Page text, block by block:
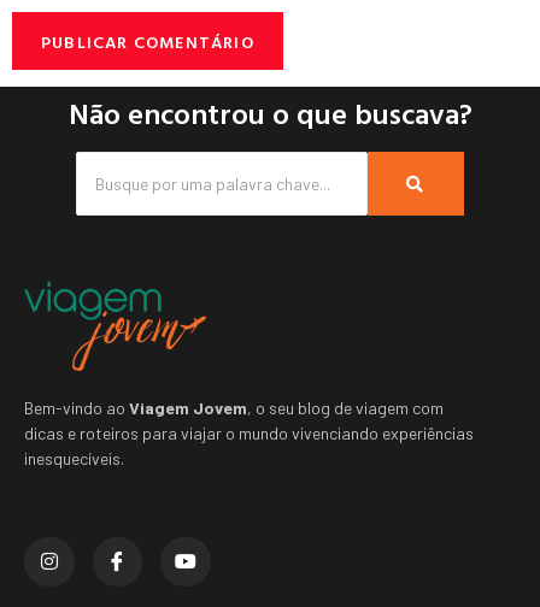
Não encontrou o que buscava?
Bem-vindo ao Viagem Jovem, o seu blog de viagem com
dicas e roteiros para viajar o mundo vivenciando experiências
inesquecíveis.